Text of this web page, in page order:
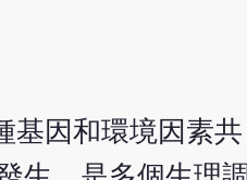
基因和環境因素共